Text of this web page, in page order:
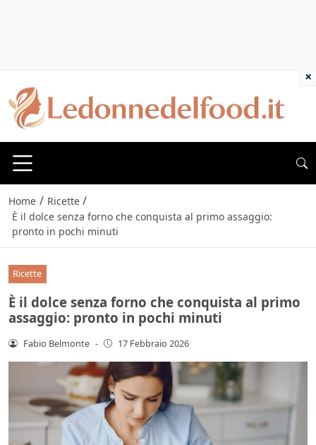
Home / Ricette /
È il dolce senza forno che conquista al primo assaggio:
pronto in pochi minuti
Ricette
È il dolce senza forno che conquista al primo
assaggio: pronto in pochi minuti
Fabio Belmonte - 17 Febbraio 2026
×